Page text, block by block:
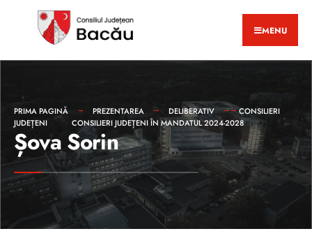
MENU
PRIMA PAGINĂ PREZENTAREA DELIBERATIV
CONSILIERI
JUDEȚENI
CONSILIERI JUDEȚENI ÎN MANDATUL 2024-2028
Șova Sorin